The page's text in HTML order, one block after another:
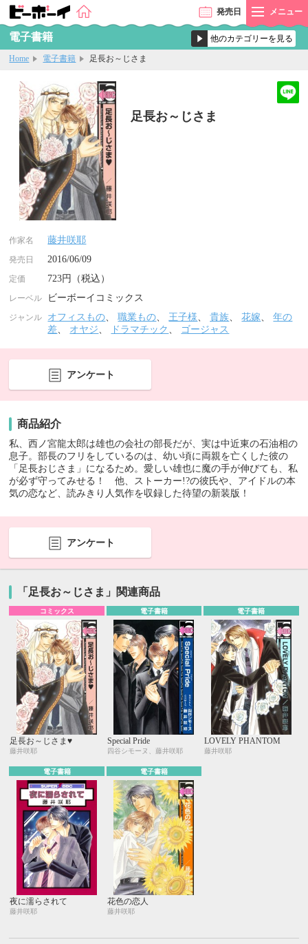
発売日 メニュー
電子書籍
Home 電子書籍 足長お～じさま
足長お～じさま
作家名 藤井咲耶
発売日 2016/06/09
定価 723円（税込）
レーベル ビーボーイコミックス
ジャンル オフィスもの、職業もの、 王子様、貴族、花嫁、年の
差、 オヤジ、 ドラマチック 、 ゴージャス
アンケート
商品紹介
私、西ノ宮龍太郎は雄也の会社の部長だが、実は中近東の石油相の
息子。部長のフリをしているのは、幼い頃に両親を亡くした彼の
「足長おじさま」になるため。愛しい雄也に魔の手が伸びても、私
が必ず守ってみせる！ 他、ストーカー!?の彼氏や、アイドルの本
気の恋など、読みきり人気作を収録した待望の新装版！
アンケート
「足長お～じさま」関連商品
コミックス
足長お～じさま♥
藤井咲耶
電子書籍
Special Pride
四谷シモーヌ、藤井咲耶
電子書籍
LOVELY PHANTOM
藤井咲耶
電子書籍
夜に濡らされて
藤井咲耶
電子書籍
花色の恋人
藤井咲耶